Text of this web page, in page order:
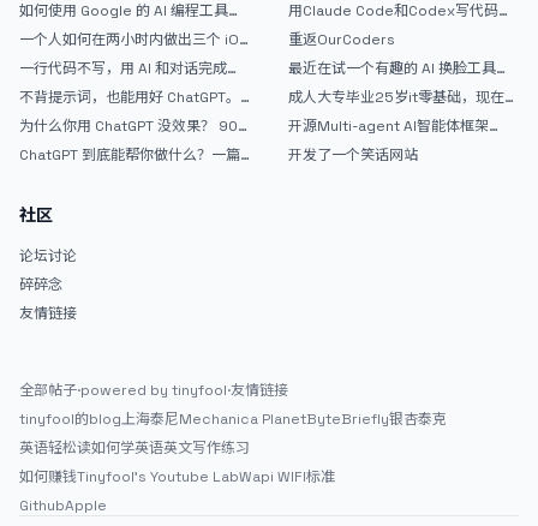
如何使用 Google 的 AI 编程工具
AntiGravity：独立开发者的新时代
武器
一个人如何在两小时内做出三个 iOS
APP？｜AntiGravity + Gemini 3 实
战完整记录
一行代码不写，用 AI 和对话完成一
个完整网站：《图书天堂》实战记录
不背提示词，也能用好 ChatGPT。
一个万能提问模板
为什么你用 ChatGPT 没效果？ 90%
的人第一步就问错了
ChatGPT 到底能帮你做什么？一篇
用Claude Code和Codex写代码真
的爽，但是App怎么挣钱还是很难啊
重返OurCoders
最近在试一个有趣的 AI 换脸工具，
效果挺不错
成人大专毕业25岁it零基础，现在想
考软件设计师，有什么好的建议吗，
谢谢！
开源Multi-agent AI智能体框架
aevatar.ai，欢迎大家贡献代码
开发了一个笑话网站
社区
论坛讨论
碎碎念
友情链接
全部帖子·powered by tinyfool·友情链接
tinyfool的blog上海泰尼Mechanica PlanetByteBriefly银杏泰克
英语轻松读如何学英语英文写作练习
如何赚钱Tinyfool's Youtube LabWapi WIFI标准
GithubApple